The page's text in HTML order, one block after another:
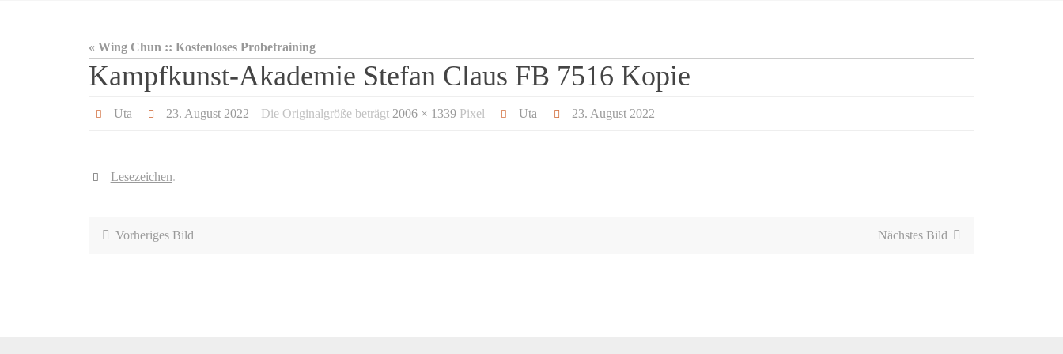
« Wing Chun :: Kostenloses Probetraining
Kampfkunst-Akademie Stefan Claus FB 7516 Kopie
Uta 23. August 2022 Die Originalgröße beträgt 2006 × 1339 Pixel Uta 23. August 2022
Lesezeichen.
Vorheriges Bild Nächstes Bild